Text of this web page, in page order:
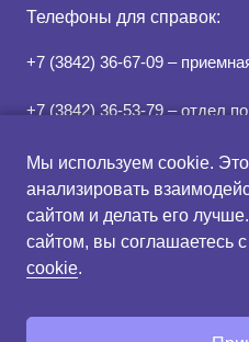
Телефоны для справок:
+7 (3842) 36-67-09 –
+7 (3842) 36-53-79 – отдел
+7 (3842) 78-07-05 – касса
Правила продажи и
возврата билетов
Мы используем cookie.
анализировать
сайтом и делать его
сайтом, вы соглашаетесь с
cookie.